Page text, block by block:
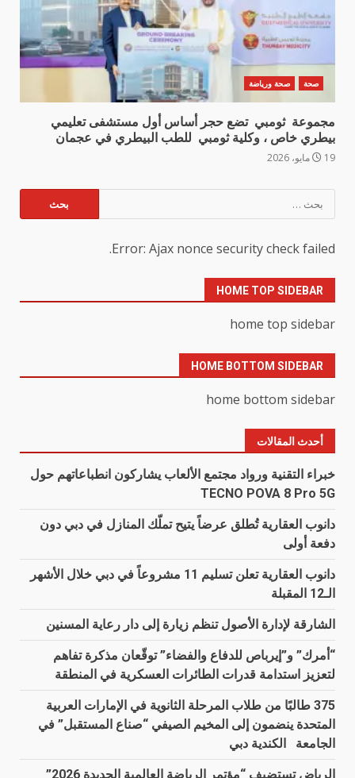
صحة صحة ورياضة
مجموعة ثومبي تضع حجر أساس أول مستشفى تعليمي
بيطري خاص ، وكلية ثومبي للطب البيطري في عجمان
19 مايو، 2026
عن:
Error: Ajax nonce security check failed.
HOME TOP SIDEBAR
home top sidebar
HOME BOTTOM SIDEBAR
home bottom sidebar
أحدث المقالات
خبراء التقنية ورواد مجتمع الألعاب يشاركون انطباعاتهم حول
TECNO POVA 8 Pro 5G
دانوب العقارية تُطلق عرضاً يتيح تملّك المنازل في دبي دون
دفعة أولى
دانوب العقارية تعلن تسليم 11 مشروعاً في دبي خلال الأشهر
الـ12 المقبلة
الشارقة لإدارة الأصول تنظم زيارة إلى دار رعاية المسنين
“أمرك” و”إيرباص للدفاع والفضاء” توقّعان مذكرة تفاهم
لتعزيز استدامة قدرات الطائرات العسكرية في المنطقة
375 طالبًا من طلاب المرحلة الثانوية في الإمارات العربية
المتحدة ينضمون إلى المخيم الصيفي “صناع المستقبل” في
الجامعة الكندية دبي
الرياض تستضيف “مؤتمر الرياضة العالمية الجديدة 2026”